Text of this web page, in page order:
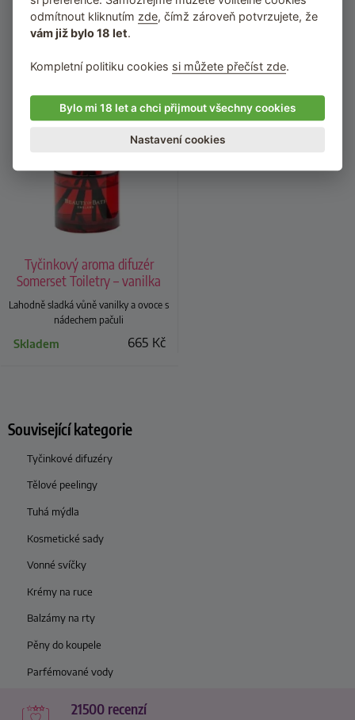
Tyčinkový aroma difuzér
Somerset Toiletry – vanilka
a ovoce
Lahodně sladká vůně vanilky a ovoce s
nádechem pačuli
665 Kč
Skladem
Související kategorie
Tyčinkové difuzéry
Tělové peelingy
Tuhá mýdla
Kosmetické sady
Vonné svíčky
Krémy na ruce
Balzámy na rty
Pěny do koupele
Parfémované vody
21500 recenzí
odmítnout kliknutím zde, čímž zároveň potvrzujete, že
vám již bylo 18 let.
Kompletní politiku cookies si můžete přečíst zde.
Bylo mi 18 let a chci přijmout všechny cookies
Nastavení cookies